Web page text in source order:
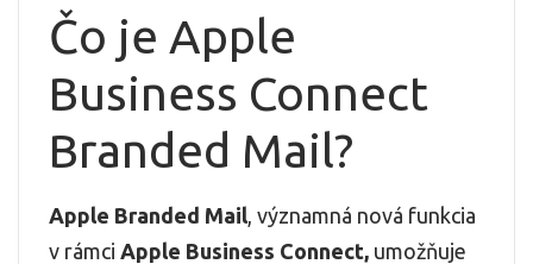
Čo je Apple
Business Connect
Branded Mail?
Apple Branded Mail , významná nová funkcia
v rámci Apple Business Connect, umožňuje